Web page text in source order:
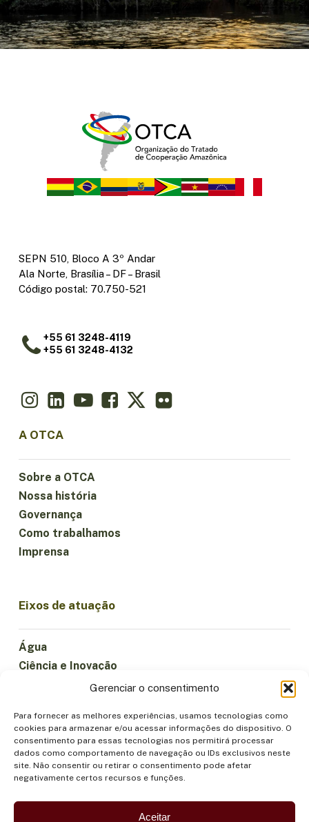
Gerenciar o consentimento
Para fornecer as melhores experiências, usamos tecnologias como
cookies para armazenar e/ou acessar informações do dispositivo. O
consentimento para essas tecnologias nos permitirá processar
dados como comportamento de navegação ou IDs exclusivos neste
site. Não consentir ou retirar o consentimento pode afetar
negativamente certos recursos e funções.
Aceitar
SEPN 510, Bloco A 3º Andar
Ala Norte, Brasília – DF – Brasil
Código postal: 70.750-521
+55 61 3248-4119
+55 61 3248-4132
A OTCA
Sobre a OTCA
Nossa história
Governança
Como trabalhamos
Imprensa
Eixos de atuação
Água
Ciência e Inovação
Florestas e Biodiversidade
Institucionalidade
Participação
Povos Indígenas